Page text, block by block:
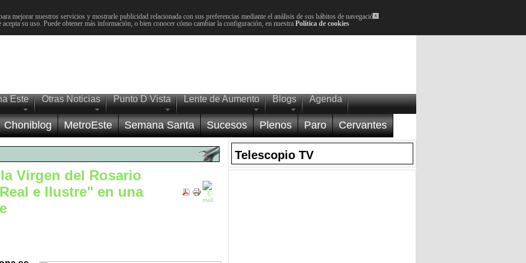
x
mejorar nuestros servicios y mostrarle publicidad relacionada con sus preferencias mediante el análisis de sus hábitos de navegación.
su uso. Puede obtener más información, o bien conocer cómo cambiar la configuración, en nuestra Política de cookies
Este Otras Noticias Punto D Vista Lente de Aumento Blogs Agenda
Choniblog MetroEste Semana Santa Sucesos Plenos Paro Cervantes
Virgen del Rosario
e Ilustre" en una
Telescopio TV